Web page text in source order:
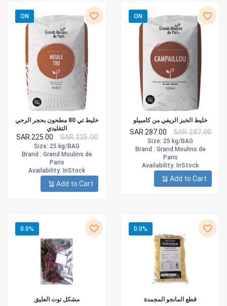
ON
خليط تي 80 مطحون بحجر الرحي
التقليدي
SAR.225.00 SAR.225.00
Size: 25 kg/BAG
Brand : Grand Moulins de
Paris
Availability: InStock
Add to Cart
ON
خليط الخبز الريفي من كامبيلو
SAR.287.00 SAR.287.00
Size: 25 kg/BAG
Brand : Grand Moulins de
Paris
Availability: InStock
Add to Cart
0.0%
مشكل توت العليق
0.0%
قطع المانجو المجمدة